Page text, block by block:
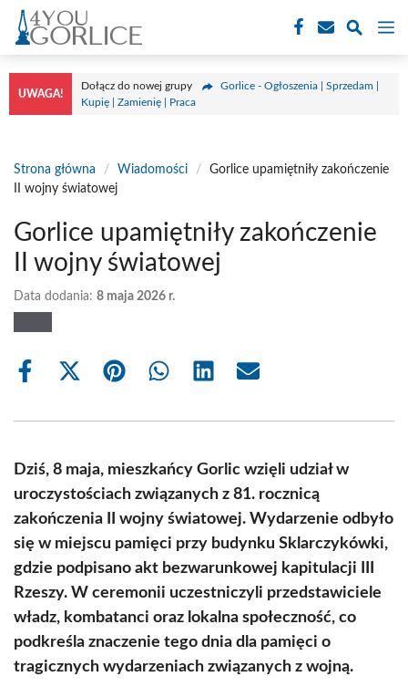
Przejdź
treści
UWAGA!
Dołącz do nowej grupy
Gorlice - Ogłoszenia | Sprzedam |
Kupię | Zamienię | Praca
Strona główna / Wiadomości /
Gorlice upamiętniły zakończenie
II wojny światowej
Gorlice upamiętniły zakończenie
II wojny światowej
Data dodania: 8 maja 2026 r.
Share
Share
(Twitter)
Share Share Share Share
Dziś, 8 maja, mieszkańcy Gorlic wzięli udział w
uroczystościach związanych z 81. rocznicą
zakończenia II wojny światowej. Wydarzenie odbyło
się w miejscu pamięci przy budynku Sklarczykówki,
gdzie podpisano akt bezwarunkowej kapitulacji III
Rzeszy. W ceremonii uczestniczyli przedstawiciele
władz, kombatanci oraz lokalna społeczność, co
podkreśla znaczenie tego dnia dla pamięci o
tragicznych wydarzeniach związanych z wojną.